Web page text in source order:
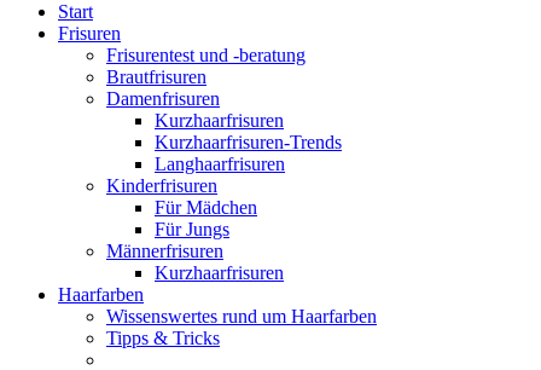
Start
Frisuren
Frisurentest und -beratung
Brautfrisuren
Damenfrisuren
Kurzhaarfrisuren
Kurzhaarfrisuren-Trends
Langhaarfrisuren
Kinderfrisuren
Für Mädchen
Für Jungs
Männerfrisuren
Kurzhaarfrisuren
Haarfarben
Wissenswertes rund um Haarfarben
Tipps & Tricks